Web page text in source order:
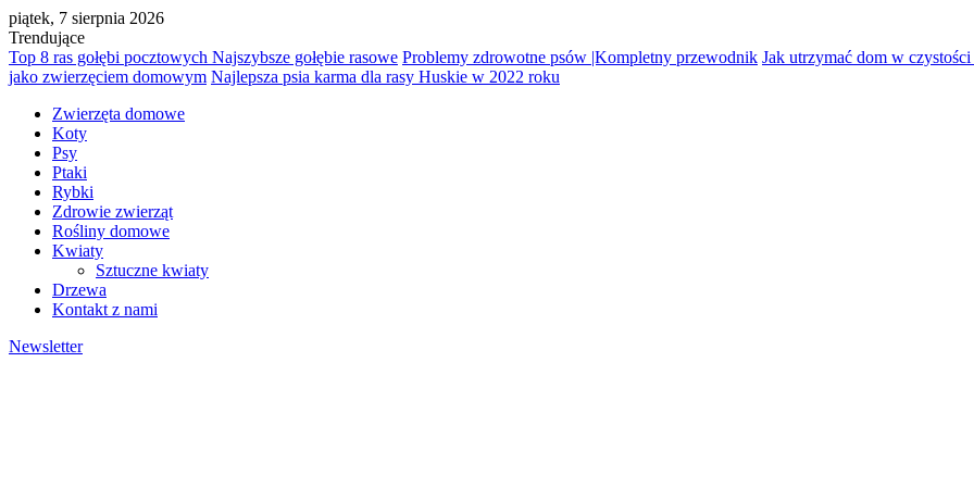
piątek, 7 sierpnia 2026
Trendujące
Top 8 ras gołębi pocztowych Najszybsze gołębie rasowe Problemy zdrowotne psów |Kompletny przewodnik Jak utrzymać dom w
jako zwierzęciem domowym Najlepsza psia karma dla rasy Huskie w 2022 roku
Zwierzęta domowe
Koty
Psy
Ptaki
Rybki
Zdrowie zwierząt
Rośliny domowe
Kwiaty
Sztuczne kwiaty
Drzewa
Kontakt z nami
Newsletter